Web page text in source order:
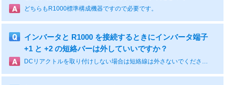
どちらもR1000標準構成機器ですので必要です。
インバータと R1000 を接続するときにインバータ端子
+1 と +2 の短絡バーは外していいですか？
DCリアクトルを取り付けしない場合は短絡線は外さないでください。